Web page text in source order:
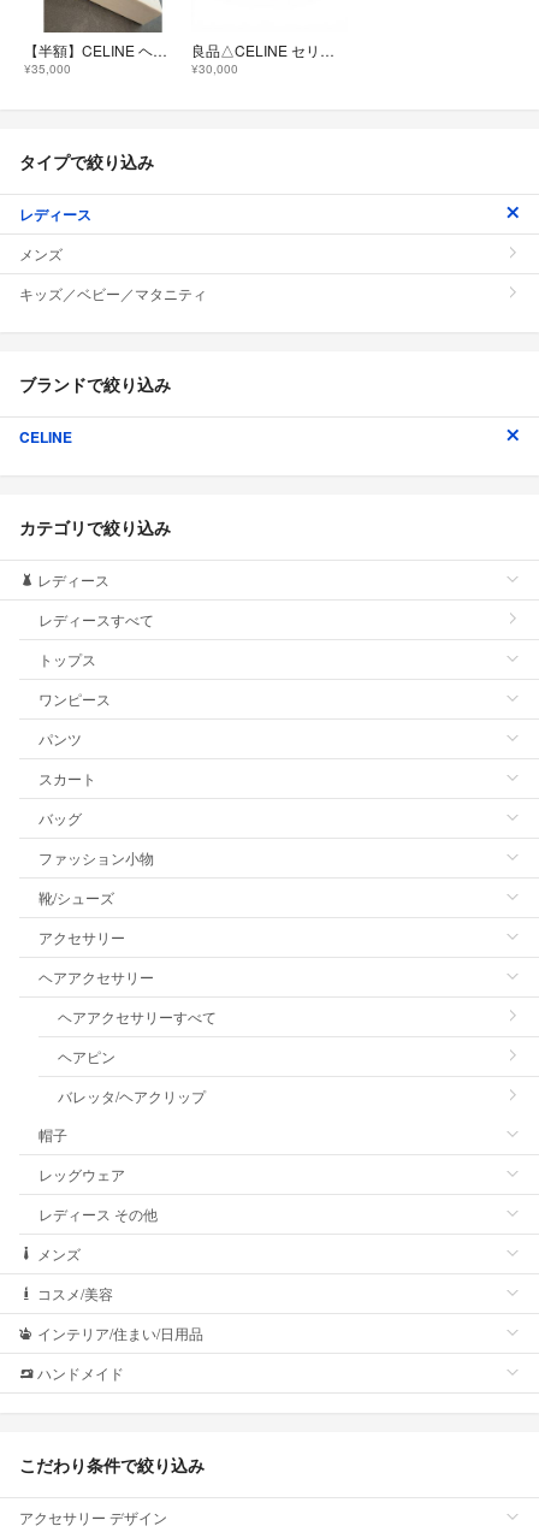
【半額】CELINE ヘッドバンド カチューシャ 定価7万円 べっ甲柄
¥35,000
良品△CELINE セリーヌ 46Y376CEA ハバナブロンド ドレ ロゴ カチューシャ ヘアアクセサリー ヘッドバンド クリアブラウン 伊製 保存袋付
¥30,000
タイプで絞り込み
レディース
メンズ
キッズ／ベビー／マタニティ
ブランドで絞り込み
CELINE
カテゴリで絞り込み
レディース
レディースすべて
トップス
ワンピース
パンツ
スカート
バッグ
ファッション小物
靴/シューズ
アクセサリー
ヘアアクセサリー
ヘアアクセサリーすべて
ヘアピン
バレッタ/ヘアクリップ
帽子
レッグウェア
レディース その他
メンズ
コスメ/美容
インテリア/住まい/日用品
ハンドメイド
こだわり条件で絞り込み
アクセサリー デザイン